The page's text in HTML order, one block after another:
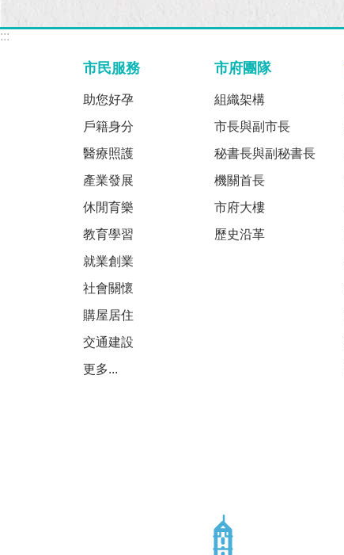
:::
市民服務
助您好孕
戶籍身分
醫療照護
產業發展
休閒育樂
教育學習
就業創業
社會關懷
購屋居住
交通建設
更多...
市府團隊
組織架構
市長與副市長
秘書長與副秘書長
機關首長
市府大樓
歷史沿革